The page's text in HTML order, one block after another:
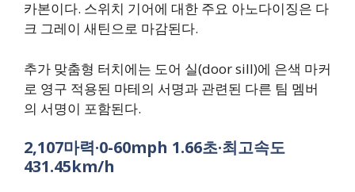
카본이다. 스위치 기어에 대한 주요 아노다이징은 다
크 그레이 새틴으로 마감된다.
추가 맞춤형 터치에는 도어 실(door sill)에 은색 마커
로 영구 적용된 마테의 서명과 관련된 다른 팀 멤버
의 서명이 포함된다.
2,107마력·0-60mph 1.66초·최고속도
431.45km/h